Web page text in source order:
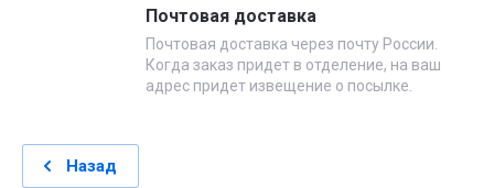
Почтовая доставка
Почтовая доставка через почту России.
Когда заказ придет в отделение, на ваш
адрес придет извещение о посылке.
Назад